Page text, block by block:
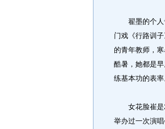
翟墨的个人专
门戏《行路训
的青年教师，
酷暑，她都是
练基本功的表率
女花脸崔是
举办过一次演